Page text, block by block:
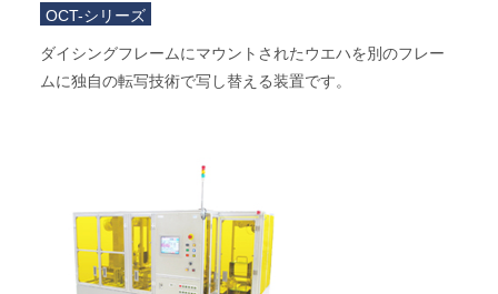
OCT-シリーズ
ダイシングフレームにマウントされたウエハを別のフレー
ムに独自の転写技術で写し替える装置です。